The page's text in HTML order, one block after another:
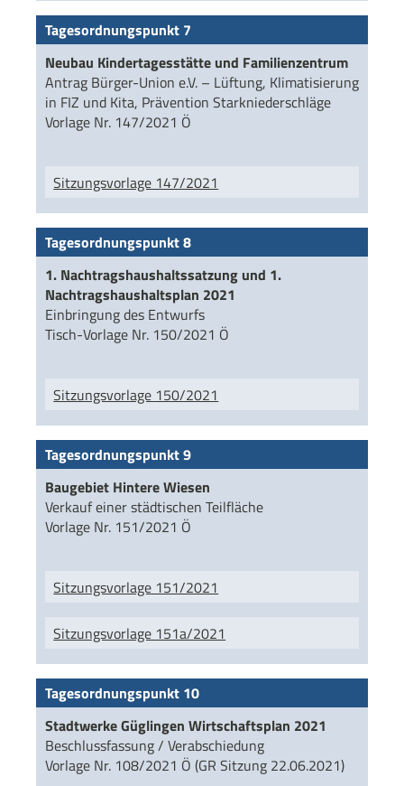
Tagesordnungspunkt 7
Neubau Kindertagesstätte und Familienzentrum
Antrag Bürger-Union e.V. – Lüftung, Klimatisierung
in FIZ und Kita, Prävention Starkniederschläge
Vorlage Nr. 147/2021 Ö
Sitzungsvorlage 147/2021
Tagesordnungspunkt 8
1. Nachtragshaushaltssatzung und 1.
Nachtragshaushaltsplan 2021
Einbringung des Entwurfs
Tisch-Vorlage Nr. 150/2021 Ö
Sitzungsvorlage 150/2021
Tagesordnungspunkt 9
Baugebiet Hintere Wiesen
Verkauf einer städtischen Teilfläche
Vorlage Nr. 151/2021 Ö
Sitzungsvorlage 151/2021
Sitzungsvorlage 151a/2021
Tagesordnungspunkt 10
Stadtwerke Güglingen Wirtschaftsplan 2021
Beschlussfassung / Verabschiedung
Vorlage Nr. 108/2021 Ö (GR Sitzung 22.06.2021)